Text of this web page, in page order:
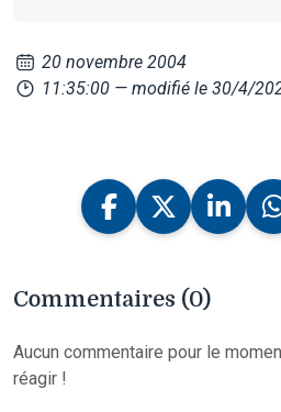
20 novembre 2004
11:35:00 — modifié le 30/4/
Commentaires (0)
Aucun commentaire pour le
réagir !